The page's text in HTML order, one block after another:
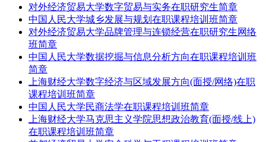
对外经济贸易大学数字贸易与实务在职研究生简章
中国人民大学城乡发展与规划在职课程培训班简章
对外经济贸易大学品牌管理与连锁经营在职研究生网络
班简章
中国人民大学数据挖掘与信息分析方向在职课程培训班
简章
上海财经大学数字经济与区域发展方向(面授/网络)在职
课程培训班简章
中国人民大学民商法学在职课程培训班简章
上海财经大学马克思主义学院思想政治教育(面授/线上)
在职课程培训班简章